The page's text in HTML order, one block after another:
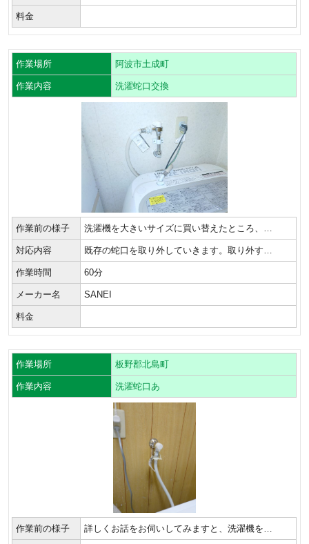
料金
作業場所 阿波市土成町
作業内容 洗濯蛇口交換
作業前の様子 洗濯機を大きいサイズに買い替えたところ、…
対応内容 既存の蛇口を取り外していきます。取り外す…
作業時間 60分
メーカー名 SANEI
料金
作業場所 板野郡北島町
作業内容 洗濯蛇口あ
作業前の様子 詳しくお話をお伺いしてみますと、洗濯機を…